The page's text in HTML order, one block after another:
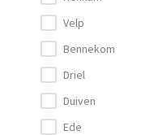
Velp
Bennekom
Driel
Duiven
Ede